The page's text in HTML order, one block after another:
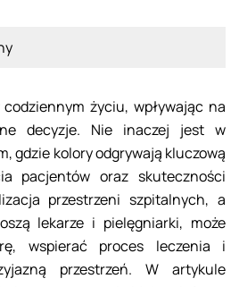
życiu, wpływając na
decyzje. Nie inaczej jest w
gdzie kolory odgrywają kluczową
pacjentów oraz skuteczności
przestrzeni szpitalnych, a
lekarze i pielęgniarki, może
wspierać proces leczenia i
przestrzeń. W artykule